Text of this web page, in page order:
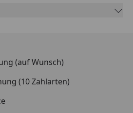
erweitert und
den es verdient.
aus naturbelassenem
(auf Wunsch)
(10 Zahlarten)